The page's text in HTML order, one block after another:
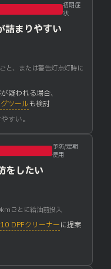
初期症
状
詰まりやすい
と、または警告灯点灯時に
疑われる場合、
ツールも検討
すい。
予防/定期
使用
をしたい
ごとに給油前投入
DPFクリーナーに提案